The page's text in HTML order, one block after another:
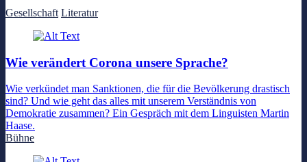
Gesellschaft Literatur
Wie verändert Corona unsere Sprache?
Wie verkündet man Sanktionen, die für die Bevölkerung drastisch
sind? Und wie geht das alles mit unserem Verständnis von
Demokratie zusammen? Ein Gespräch mit dem Linguisten Martin
Haase.
Bühne